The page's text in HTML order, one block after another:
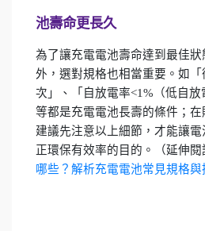
池壽命更長久
為了讓充電電池壽命達到最佳狀
外，選對規格也相當重要。如「
次」、「自放電率<1%（低自放
等都是充電電池長壽的條件；在
建議先注意以上細節，才能讓
正環保有效率的目的。（延伸閱
哪些？解析充電電池常見規格與